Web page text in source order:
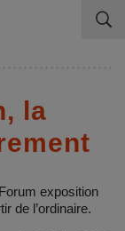
la
exposition
de l’ordinaire.